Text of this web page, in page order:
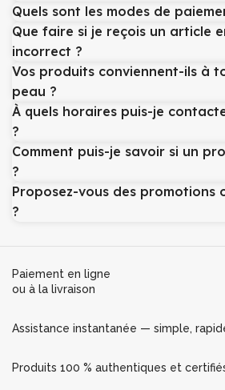
Quels sont les modes de
Que faire si je reçois un article
incorrect ?
Vos produits conviennent-ils à
peau ?
À quels horaires puis-je
?
Comment puis-je savoir si un
?
Proposez-vous des promotions
?
Paiement en ligne
ou à la livraison
Assistance instantanée — simple,
Produits 100 % authentiques et